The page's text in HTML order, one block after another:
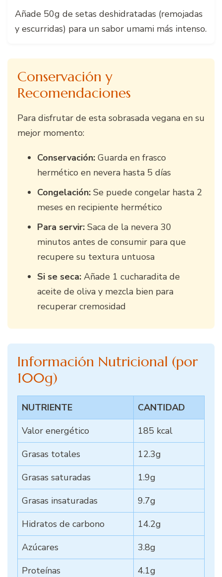
Añade 50g de setas deshidratadas (remojadas
y escurridas) para un sabor umami más intenso.
Conservación y
Recomendaciones
Para disfrutar de esta sobrasada vegana en su
mejor momento:
Conservación: Guarda en frasco
hermético en nevera hasta 5 días
Congelación: Se puede congelar hasta 2
meses en recipiente hermético
Para servir: Saca de la nevera 30
minutos antes de consumir para que
recupere su textura untuosa
Si se seca: Añade 1 cucharadita de
aceite de oliva y mezcla bien para
recuperar cremosidad
Información Nutricional (por
100g)
NUTRIENTE
CANTIDAD
Valor energético
185 kcal
Grasas totales
12.3g
Grasas saturadas
1.9g
Grasas insaturadas
9.7g
Hidratos de carbono
14.2g
Azúcares
3.8g
Proteínas
4.1g